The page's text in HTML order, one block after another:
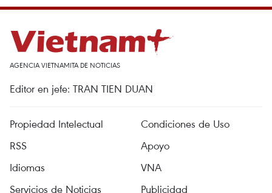
AGENCIA VIETNAMITA DE NOTICIAS
Editor en jefe: TRAN TIEN DUAN
Propiedad Intelectual
Condiciones de Uso
RSS
Apoyo
Idiomas
VNA
Servicios de Noticias
Publicidad